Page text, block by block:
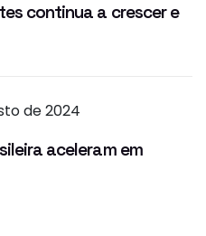
continua a crescer e
de 2024
aceleram em